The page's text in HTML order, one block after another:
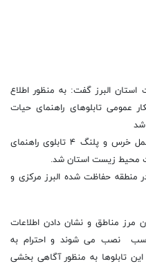
البرز گفت: به منظور اطلاع
عمومی تابلوهای راهنمای حیات
شد
حکیمی ادامه داد: در اجرای طرح برنامه عمل خرس و پلنگ ۴ تابلوی راهنمای
محیط زیست استان شد.
منطقه حفاظت شده البرز مرکزی و
مرز مناطق و نشان دادن اطلاعات
نصب می شوند و احترام به
تابلو‌ها به منظور آگاهی بخشی